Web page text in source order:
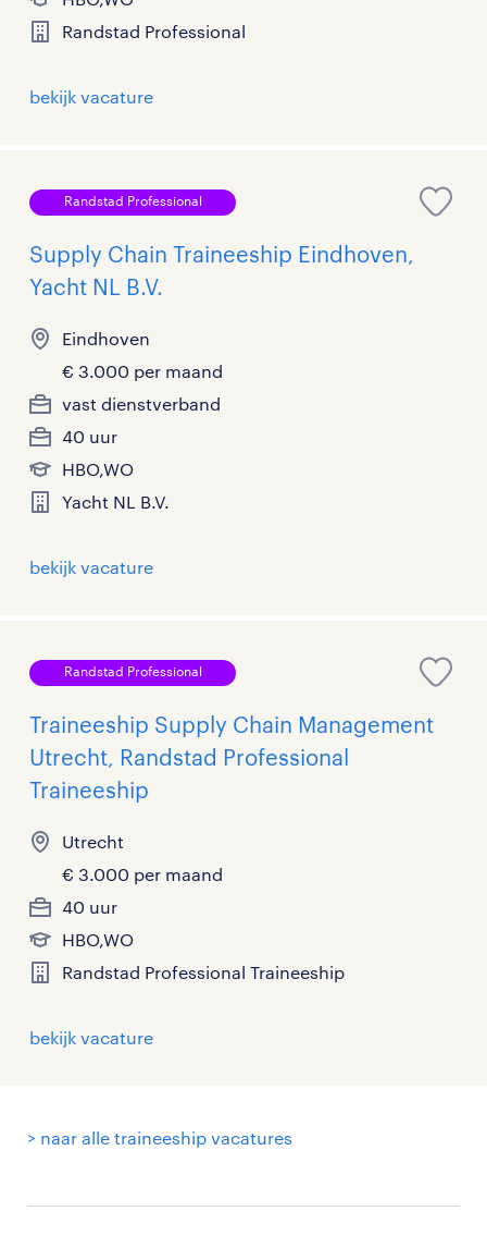
Randstad Professional
bekijk vacature
Randstad Professional
Supply Chain Traineeship Eindhoven,
Yacht NL B.V.
Eindhoven
€ 3.000 per maand
vast dienstverband
40 uur
HBO,WO
Yacht NL B.V.
bekijk vacature
Randstad Professional
Traineeship Supply Chain Management
Utrecht, Randstad Professional
Traineeship
Utrecht
€ 3.000 per maand
40 uur
HBO,WO
Randstad Professional Traineeship
bekijk vacature
> naar alle traineeship vacatures